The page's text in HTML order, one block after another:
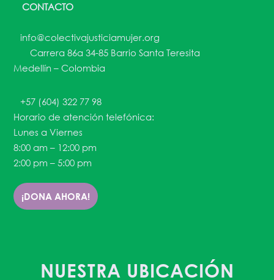
CONTACTO
info@colectivajusticiamujer.org
Carrera 86a 34-85 Barrio Santa Teresita
Medellín – Colombia
+57 (604) 322 77 98
Horario de atención telefónica:
Lunes a Viernes
8:00 am – 12:00 pm
2:00 pm – 5:00 pm
¡DONA AHORA!
NUESTRA UBICACIÓN